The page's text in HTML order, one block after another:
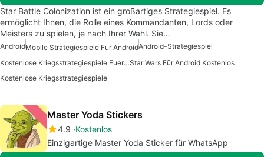
Star Battle Colonization ist ein großartiges Strategiespiel. Es
ermöglicht Ihnen, die Rolle eines Kommandanten, Lords oder
Meisters zu spielen, je nach Ihrer Wahl. Sie…
AndroidMobile Strategiespiele Fur AndroidAndroid-Strategiespiel
Kostenlose Kriegsstrategiespiele Fuer AndroidStar Wars Für Android Kostenlos
Kostenlose Kriegsstrategiespiele
Master Yoda Stickers
4.9 Kostenlos
Einzigartige Master Yoda Sticker für WhatsApp